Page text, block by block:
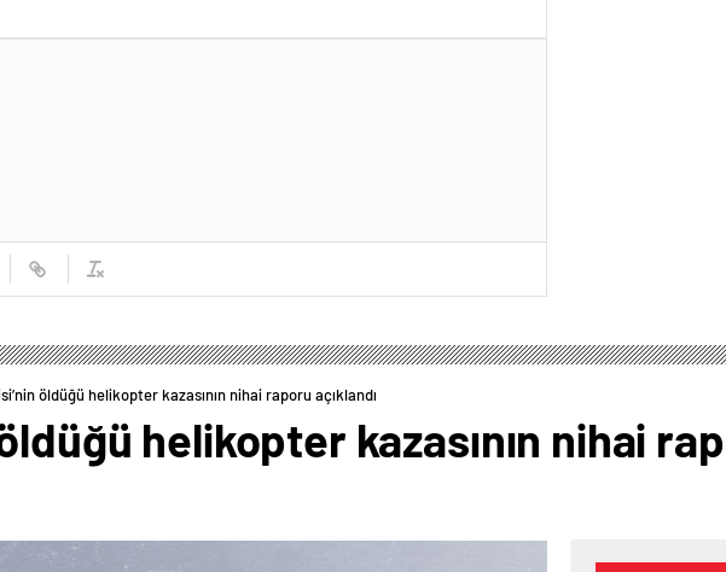
öldüğü helikopter kazasının nihai raporu açıklandı
helikopter kazasının nihai